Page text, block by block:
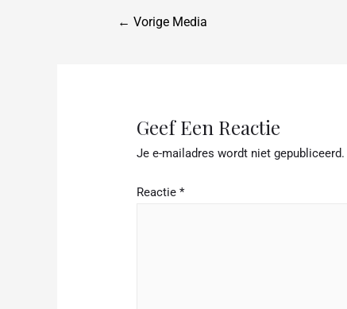
o
← Vorige Media
Geef Een Reactie
Je e-mailadres wordt niet gepubliceerd.
Reactie*